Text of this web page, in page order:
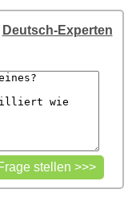
Deutsch-Experten